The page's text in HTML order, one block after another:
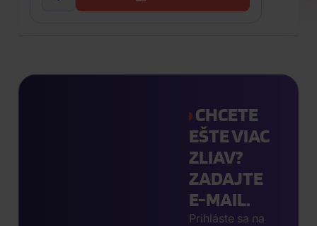
CHCETE
EŠTE VIAC
ZLIAV?
ZADAJTE
E-MAIL.
Prihláste sa na